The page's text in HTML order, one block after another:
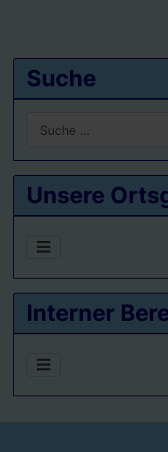
Suche
Type 2 or more
Unsere
Interner